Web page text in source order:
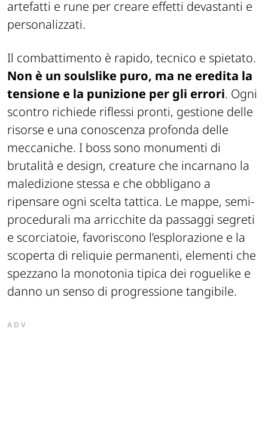
artefatti e rune per creare effetti devastanti e
personalizzati.
Il combattimento è rapido, tecnico e spietato.
Non è un soulslike puro, ma ne eredita la
tensione e la punizione per gli errori. Ogni
scontro richiede riflessi pronti, gestione delle
risorse e una conoscenza profonda delle
meccaniche. I boss sono monumenti di
brutalità e design, creature che incarnano la
maledizione stessa e che obbligano a
ripensare ogni scelta tattica. Le mappe, semi-
procedurali ma arricchite da passaggi segreti
e scorciatoie, favoriscono l’esplorazione e la
scoperta di reliquie permanenti, elementi che
spezzano la monotonia tipica dei roguelike e
danno un senso di progressione tangibile.
ADV